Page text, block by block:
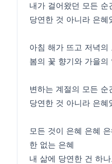
내가 걸어왔던 모든 순
당연한 것 아니라 은혜
아침 해가 뜨고 저녁의
봄의 꽃 향기와 가을의
변하는 계절의 모든 순
당연한 것 아니라 은혜
모든 것이 은혜 은혜 은
한 없는 은혜
내 삶에 당연한 건 하